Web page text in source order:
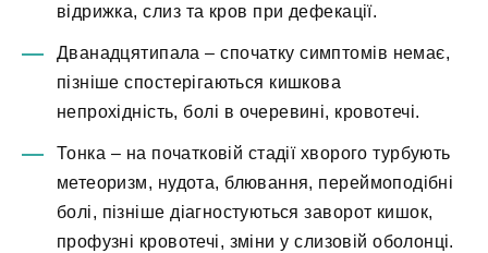
відрижка, слиз та кров при дефекації.
Дванадцятипала – спочатку симптомів немає,
пізніше спостерігаються кишкова
непрохідність, болі в очеревині, кровотечі.
Тонка – на початковій стадії хворого турбують
метеоризм, нудота, блювання, переймоподібні
болі, пізніше діагностуються заворот кишок,
профузні кровотечі, зміни у слизовій оболонці.